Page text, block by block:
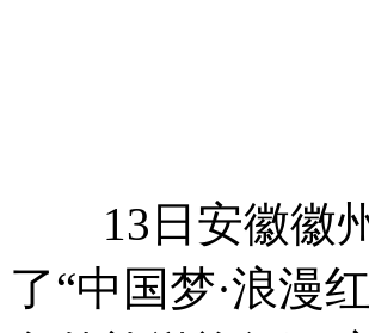
13日安徽徽州
了“中国梦·浪漫